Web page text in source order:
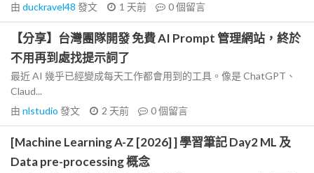
由 duckravel48 發文 1 天前 0個留言
【分享】台灣團隊開發 免費 AI Prompt 管理網站，終於
不用再到處找提示詞了
最近 AI 幾乎已經變成每天工作都會用到的工具。像是 ChatGPT、
Claud...
由 nlstudio 發文 2 天前 0個留言
[Machine Learning A-Z [2026] ] 學習筆記 Day2 ML 及
Data pre-processing 概念